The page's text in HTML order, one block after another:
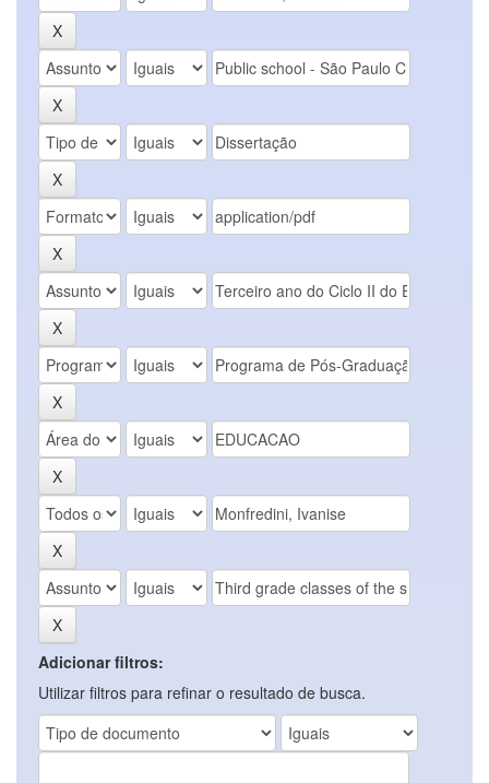
Adicionar filtros:
Utilizar filtros para refinar o resultado de busca.